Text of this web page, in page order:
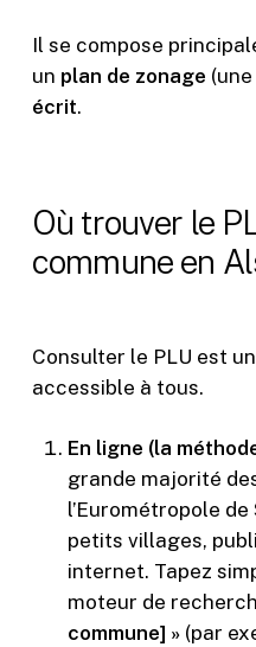
Il se compose
un plan de zonage
écrit.
Où trouver le
commune en
Consulter le PLU est
accessible à tous.
En ligne (la
grande majorité
l’Eurométropole
petits villages,
internet. Tapez
moteur de
commune] »(par